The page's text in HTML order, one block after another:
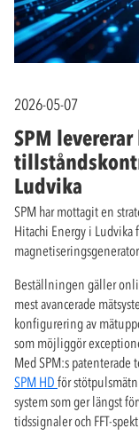
2026-05-07
SPM
Ludvika
SPM har mottagit en
Hitachi Energy i Ludvika
Beställningen gäller
mest avancerade
konfigurering av
som möjliggör
Med SPM:s patenterade
SPM HD för
system som ger längst
tidssignaler och FFT-